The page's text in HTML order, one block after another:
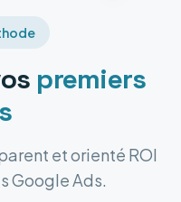
premiers
et orienté ROI
Google Ads.